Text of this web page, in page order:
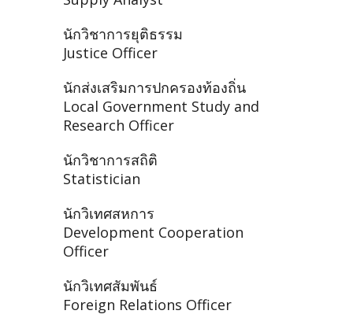
นักวิชาการยุติธรรม
Justice Officer
นักส่งเสริมการปกครองท้องถิ่น
Local Government Study and
Research Officer
นักวิชาการสถิติ
Statistician
นักวิเทศสหการ
Development Cooperation
Officer
นักวิเทศสัมพันธ์
Foreign Relations Officer